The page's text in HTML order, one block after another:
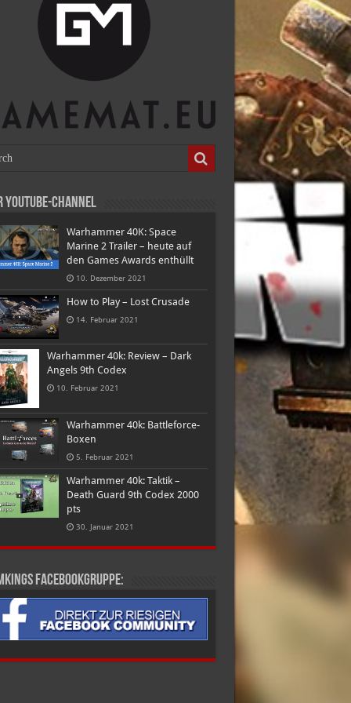
Youtube-Channel
Warhammer 40K: Space
Marine 2 Trailer – heute auf
den Games Awards enthüllt
10. Dezember 2021
How to Play – Lost Crusade
14. Februar 2021
Warhammer 40k: Review – Dark
Angels 9th Codex
10. Februar 2021
Warhammer 40k: Battleforce-
Boxen
5. Februar 2021
Warhammer 40k: Taktik –
Death Guard 9th Codex 2000
pts
30. Januar 2021
Facebookgruppe: